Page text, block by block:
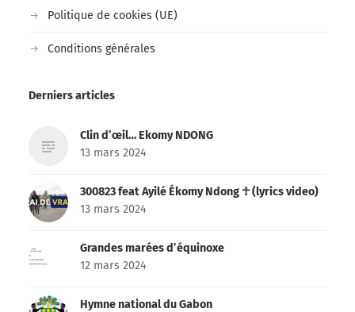
Politique de cookies (UE)
Conditions générales
Derniers articles
Clin d’œil… Ekomy NDONG
13 mars 2024
300823 feat Ayilé Ékomy Ndong ☥ (lyrics video)
13 mars 2024
Grandes marées d’équinoxe
12 mars 2024
Hymne national du Gabon